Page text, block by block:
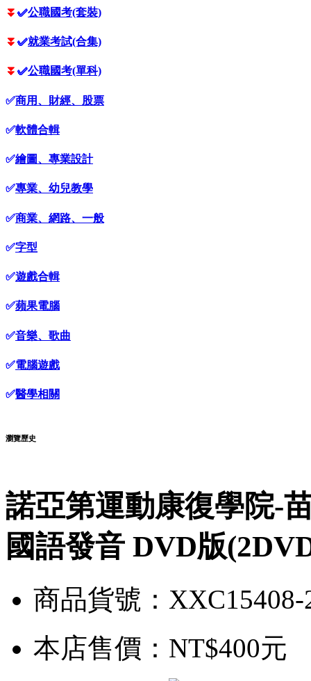
⏬ ✅公職國考(套裝)
⏬ ✅就業考試(合集)
⏬ ✅公職國考(單科)
✅商用、財經、股票
✅軟體合輯
✅繪圖、專業設計
✅專業、幼兒教學
✅商業、網路、一般
✅字型
✅遊戲合輯
✅蘋果電腦
✅音樂、歌曲
✅電腦遊戲
✅醫學相關
瀏覽歷史
諾亞第運動康復學院-
國語發音 DVD版
商品貨號：XXC15408-
本店售價： NT$400元